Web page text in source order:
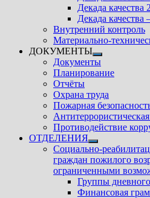
Декада качества
Декада
Внутренний контроль
Материально-
ДОКУМЕНТЫ
Показать
подменю
Документы
Планирование
Отчёты
Охрана труда
Пожарная
Противодействие
ОТДЕЛЕНИЯ
Показать
подменю
Социально-
граждан пожилого
ограниченными
Группы
Финансовая